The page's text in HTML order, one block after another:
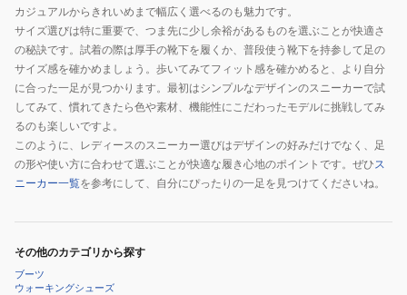
カジュアルからきれいめまで幅広く選べるのも魅力です。
サイズ選びは特に重要で、つま先に少し余裕があるものを選ぶことが快適さ
の秘訣です。試着の際は厚手の靴下を履くか、普段使う靴下を持参して足の
サイズ感を確かめましょう。歩いてみてフィット感を確かめると、より自分
に合った一足が見つかります。最初はシンプルなデザインのスニーカーで試
してみて、慣れてきたら色や素材、機能性にこだわったモデルに挑戦してみ
るのも楽しいですよ。
このように、レディースのスニーカー選びはデザインの好みだけでなく、足
の形や使い方に合わせて選ぶことが快適な履き心地のポイントです。ぜひス
ニーカー一覧を参考にして、自分にぴったりの一足を見つけてくださいね。
その他のカテゴリから探す
ブーツ
ウォーキングシューズ